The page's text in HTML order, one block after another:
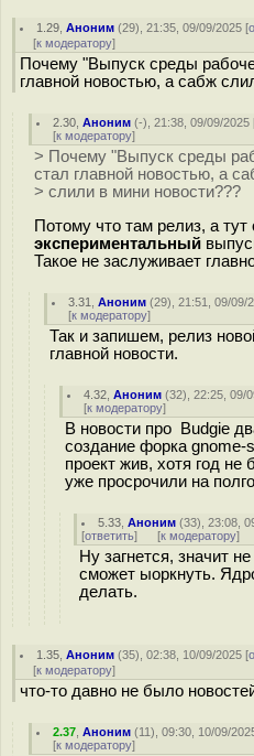
1.29 ,Аноним (29), 21:35, 09/09/2025 [
[к модератору]
Почему "Выпуск среды
главной новостью, а сабж
2.30 ,Аноним (-), 21:38, 09/09/2025
[к модератору]
> Почему "Выпуск среды
стал главной новостью, а
> слили в мини новости???
Потому что там релиз, а тут
экспериментальный
Такое не заслуживает
3.31 ,Аноним (29), 21:51, 09/09/
[к модератору]
Так и запишем, релиз
главной новости.
4.32 ,Аноним (32), 22:25, 09/
[к модератору]
В новости про Budgie
создание форка gnome-
проект жив, хотя год не
уже просрочили на
5.33 ,Аноним (33), 23:08,
[ответить] [к модератору]
Ну загнется, значит
сможет ыоркнуть.
делать.
1.35 ,Аноним (35), 02:38, 10/09/2025 [
[к модератору]
что-то давно не было
2.37 ,Аноним (11), 09:30, 10/09/
[к модератору]